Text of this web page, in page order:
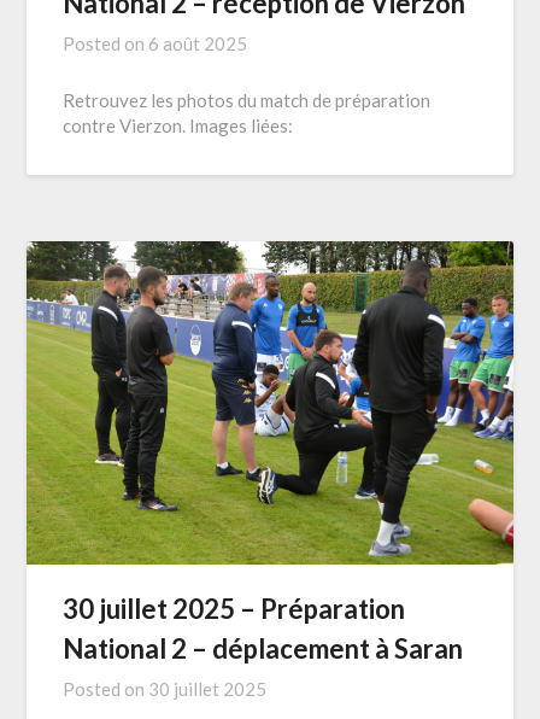
Posted on 6 août 2025
Retrouvez les photos du match de préparation
contre Vierzon. Images liées:
30 juillet 2025 – Préparation
National 2 – déplacement à Saran
Posted on 30 juillet 2025